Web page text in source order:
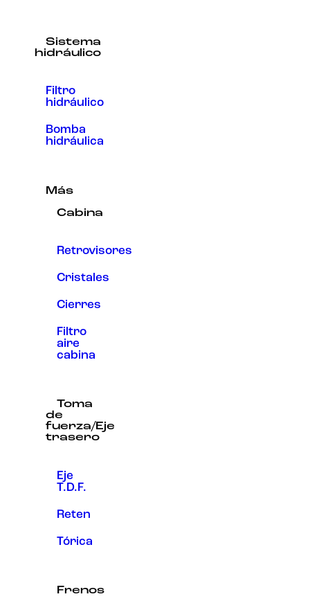
Sistema
hidráulico
Filtro
hidráulico
Bomba
hidráulica
Más
Cabina
Retrovisores
Cristales
Cierres
Filtro
aire
cabina
Toma
de
fuerza/Eje
trasero
Eje
T.D.F.
Reten
Tórica
Frenos